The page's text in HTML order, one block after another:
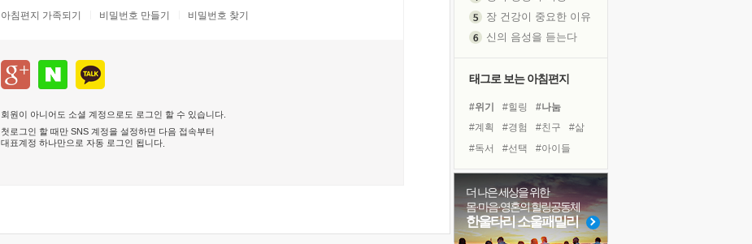
아침편지 가족되기 비밀번호 만들기 비밀번호 찾기
회원이 아니어도 소셜 계정으로도 로그인 할 수 있습니다.
첫로그인 할 때만 SNS 계정을 설정하면 다음 접속부터
대표계정 하나만으로 자동 로그인 됩니다
장 건강이 중요한 이유
신의 음성을 듣는다
극과 극의 양 끝단
처음 손을 잡았던 날
꿈이 실제가 되는 것
'말 타는 법'을 먼저
졸업식 사진을 보며
극심한 변비, 어깨결림, 수면 장애
아픈 아버지를 위한 공간 설계
태그로 보는 아침편지
#위기 #힐링
#나눔
#계획
#경험 #친구
#삶
#독서
#선택
#아이들
#바이러스
#건강
#사람
#명상
#면역력
#리더
#링컨학교
#비전캠프
더 나은 세상을 위한
몸·마음·영혼의 힐링공동체
한울타리 소울패밀리